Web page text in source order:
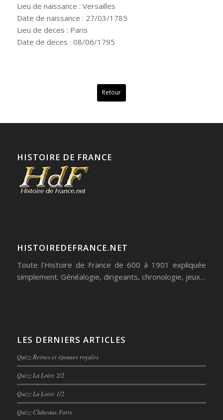
Lieu de naissance : Versailles
Date de naissance : 27/03/1785
Lieu de deces : Paris
Date de deces : 08/06/1795
Retour
HISTOIRE DE FRANCE
HISTOIREDEFRANCE.NET
Toute l’Histoire de France de 600 à 1901 expliquée
simplement. Généalogie, dirigeants, chronologie, jeux…
LES DERNIERS ARTICLES
Quizz Reines et épouses royales
Quizz La Loire 2/2
Quizz La Loire 1/2
Quizz Châteaux Forts